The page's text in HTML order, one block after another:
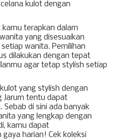
kulot dengan
kamu terapkan dalam
yang disesuaikan
wanita. Pemilihan
dilakukan dengan tepat
agar tetap stylish setiap
yang stylish dengan
Jarum tentu dapat
Sebab di sini ada banyak
yang lengkap dengan
kamu dapat
harian! Cek koleksi